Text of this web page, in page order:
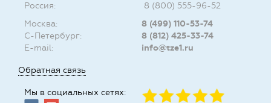
Россия:
8 (800) 555-96-52
Москва:
8 (499) 110-53-74
С-Петербург:
8 (812) 425-33-74
E-mail:
info@tze1.ru
Обратная связь
Мы в социальных сетях: